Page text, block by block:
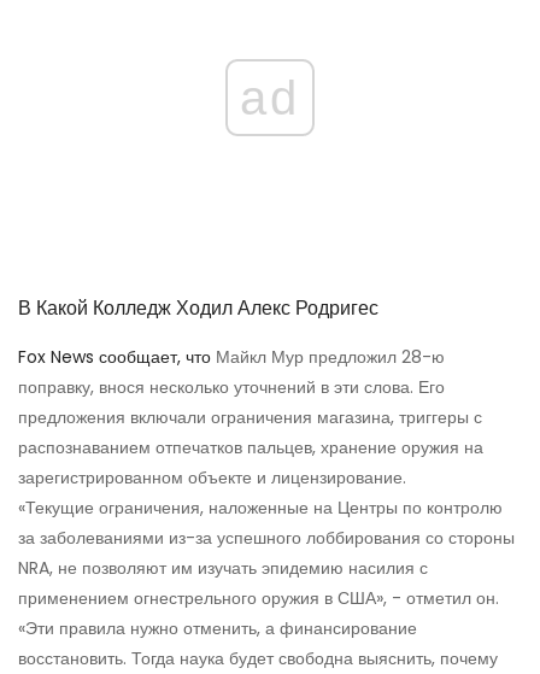
ad
В Какой Колледж Ходил Алекс Родригес
Fox News сообщает, что Майкл Мур предложил 28-ю
поправку, внося несколько уточнений в эти слова. Его
предложения включали ограничения магазина, триггеры с
распознаванием отпечатков пальцев, хранение оружия на
зарегистрированном объекте и лицензирование.
«Текущие ограничения, наложенные на Центры по контролю
за заболеваниями из-за успешного лоббирования со стороны
NRA, не позволяют им изучать эпидемию насилия с
применением огнестрельного оружия в США», - отметил он.
«Эти правила нужно отменить, а финансирование
восстановить. Тогда наука будет свободна выяснить, почему